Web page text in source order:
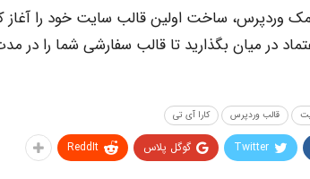
وردپرس، ساخت اولین قالب سایت خود را آغاز
در میان بگذارید تا قالب سفارشی شما را در
قالب وردپرس کارا آی تی
Twitter گوگل پلاس ReddIt